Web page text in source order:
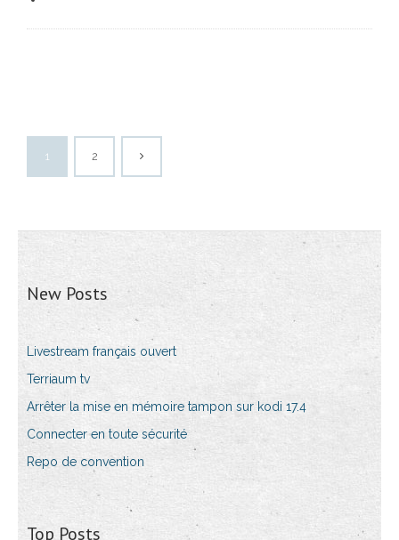
1 2
New Posts
Livestream français ouvert
Terriaum tv
Arrêter la mise en mémoire tampon sur kodi 17.4
Connecter en toute sécurité
Repo de convention
Top Posts